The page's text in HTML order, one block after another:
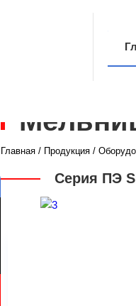
Главная / Продукция /
Серия ПЭ